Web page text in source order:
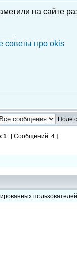
на сайте
советы про okis
Поле
1 [ Сообщений: 4 ]
пользователей